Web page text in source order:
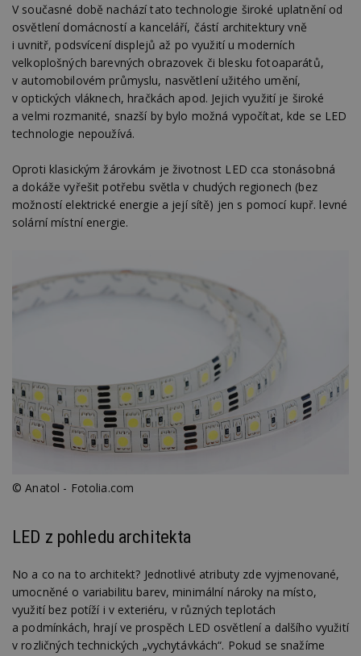
V současné době nachází tato technologie široké uplatnění od
osvětlení domácností a kanceláří, částí architektury vně
i uvnitř, podsvícení displejů až po využití u moderních
velkoplošných barevných obrazovek či blesku fotoaparátů,
v automobilovém průmyslu, nasvětlení užitého umění,
v optických vláknech, hračkách apod. Jejich využití je široké
a velmi rozmanité, snazší by bylo možná vypočítat, kde se LED
technologie nepoužívá.
Oproti klasickým žárovkám je životnost LED cca stonásobná
a dokáže vyřešit potřebu světla v chudých regionech (bez
možností elektrické energie a její sítě) jen s pomocí kupř. levné
solární místní energie.
© Anatol - Fotolia.com
LED z pohledu architekta
No a co na to architekt? Jednotlivé atributy zde vyjmenované,
umocněné o variabilitu barev, minimální nároky na místo,
využití bez potíží i v exteriéru, v různých teplotách
a podmínkách, hrají ve prospěch LED osvětlení a dalšího využití
v rozličných technických „vychytávkách“. Pokud se snažíme